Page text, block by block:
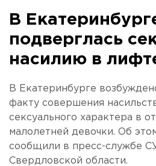
В
подверглась
насилию в
В Екатеринбурге
факту совершения
сексуального характера в
малолетней девочки. Об
сообщили в пресс-службе
Свердловской области.